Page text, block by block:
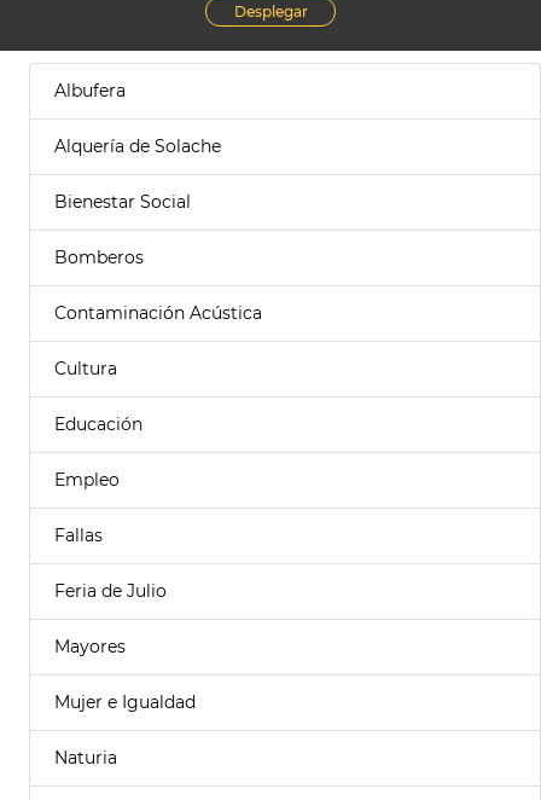
Desplegar
Albufera
Alquería de Solache
Bienestar Social
Bomberos
Contaminación Acústica
Cultura
Educación
Empleo
Fallas
Feria de Julio
Mayores
Mujer e Igualdad
Naturia